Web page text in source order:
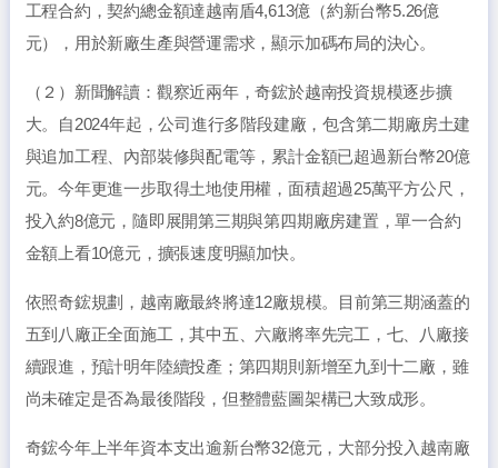
工程合約，契約總金額達越南盾4,613億（約新台幣5.26億
元），用於新廠生產與營運需求，顯示加碼布局的決心。
（２）新聞解讀：觀察近兩年，奇鋐於越南投資規模逐步擴
大。自2024年起，公司進行多階段建廠，包含第二期廠房土建
與追加工程、內部裝修與配電等，累計金額已超過新台幣20億
元。今年更進一步取得土地使用權，面積超過25萬平方公尺，
投入約8億元，隨即展開第三期與第四期廠房建置，單一合約
金額上看10億元，擴張速度明顯加快。
依照奇鋐規劃，越南廠最終將達12廠規模。目前第三期涵蓋的
五到八廠正全面施工，其中五、六廠將率先完工，七、八廠接
續跟進，預計明年陸續投產；第四期則新增至九到十二廠，雖
尚未確定是否為最後階段，但整體藍圖架構已大致成形。
奇鋐今年上半年資本支出逾新台幣32億元，大部分投入越南廠